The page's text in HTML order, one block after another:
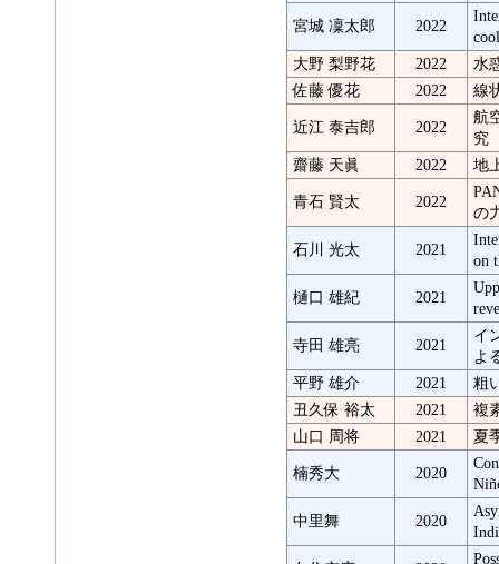
宮城 凜太郎 2022
大野 梨野花
2022
水
佐藤 優花
2022 線
近江 泰吉郎 2022
航
究
齋藤 天眞
2022 地
青石 賢太 2022
の
石川 光太 2021
on
樋口 雄紀 2021
寺田 雄亮 2021
イ
よ
平野 雄介
2021
粗
丑久保 裕太
2021
複
山口 周将
2021 夏
楠秀大 2020
中里舞 2020